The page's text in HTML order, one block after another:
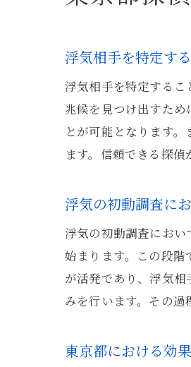
浮気相手を特定す
浮気相手を特定する
兆候を見つけ出すた
とが可能となります
ます。信頼できる探
浮気の初動調査に
浮気の初動調査にお
始まります。この段
が活発であり、浮気
みを行います。その過
東京都における効